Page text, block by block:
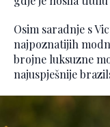
Osim saradnje s
najpoznatijih
brojne luksuzne
najuspješnije